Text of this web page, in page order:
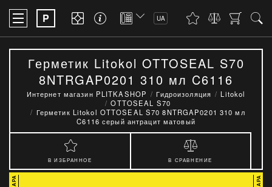
P UA
Герметик Litokol OTTOSEAL S70
8NTRGAP0201 310 мл C6116
серый антрацит матовый
Интернет магазин PLITKASHOP Гидроизоляция
Litokol
OTTOSEAL S70
Герметик Litokol OTTOSEAL S70 8NTRGAP0201 310 мл
C6116 серый антрацит матовый
В ИЗБРАННОЕ В СРАВНЕНИЕ